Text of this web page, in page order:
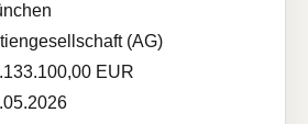
(AG)
EUR